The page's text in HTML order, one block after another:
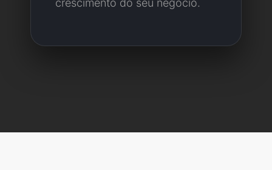
crescimento do seu negócio.